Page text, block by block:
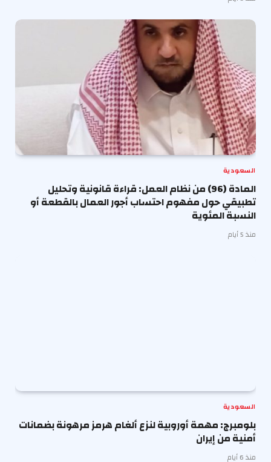
السعودية
المادة (96) من نظام العمل: قراءة قانونية وتحليل
تطبيقي حول مفهوم احتساب أجور العمال بالقطعة أو
النسبة المئوية
منذ 5 أيام
السعودية
بلومبرج: مهمة أوروبية لنزع ألغام هرمز مرهونة بضمانات
أمنية من إيران
منذ 6 أيام